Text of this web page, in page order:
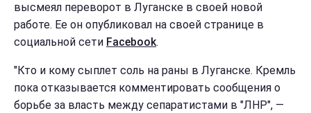
высмеял переворот в Луганске в своей новой
работе. Ее он опубликовал на своей странице в
социальной сети Facebook.
"Кто и кому сыплет соль на раны в Луганске. Кремль
пока отказывается комментировать сообщения о
борьбе за власть между сепаратистами в "ЛНР", —